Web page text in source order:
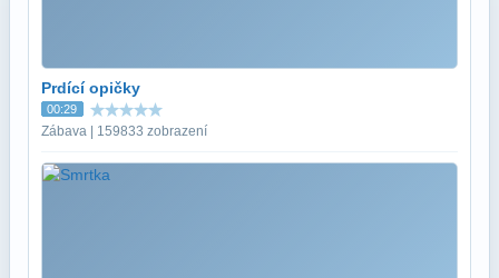
Prdící opičky
00:29
Zábava | 159833 zobrazení